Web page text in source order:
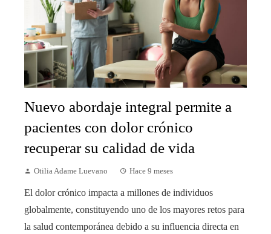
Nuevo abordaje integral permite a
pacientes con dolor crónico
recuperar su calidad de vida
Otilia Adame Luevano Hace 9 meses
El dolor crónico impacta a millones de individuos
globalmente, constituyendo uno de los mayores retos para
la salud contemporánea debido a su influencia directa en